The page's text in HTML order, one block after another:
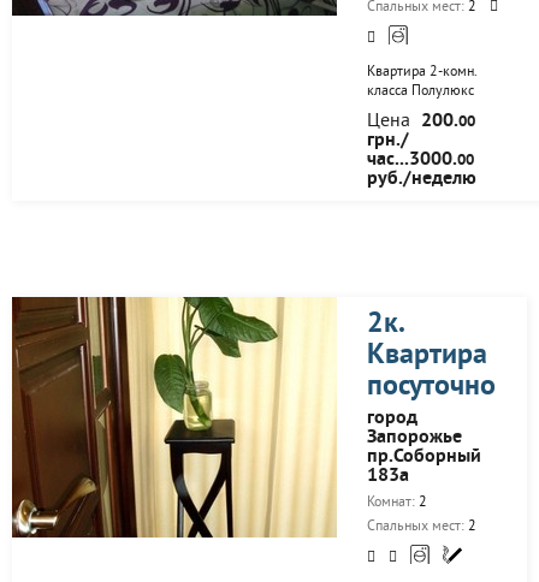
Спальных мест: 2
Квартира 2-комн.
класса Полулюкс
расположена в районе
Малого рынка. В
квартире имеется:
стиральная машинка
автомат, интернет WiFi,
ТВ), двуспальный
диван, двуспальная
кровать, 5 спальных
места , спальные места
(2+2+1), постельное
белье, посуда,
полотенца,
холодильник.Рядом
находятся...
Цена 200.00
грн./
час...3000.00
руб./неделю
2к.
Квартира
посуточно
город
Запорожье
пр.Соборный
183а
Комнат: 2
Спальных мест: 2